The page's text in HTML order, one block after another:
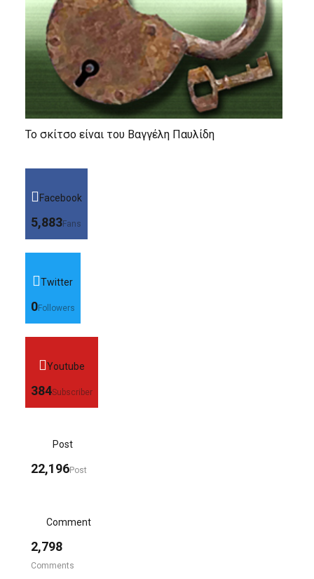
Το σκίτσο είναι του Βαγγέλη Παυλίδη
Facebook
5,883Fans
Twitter
0Followers
Youtube
384Subscriber
Post
22,196Post
Comment
2,798
Comments